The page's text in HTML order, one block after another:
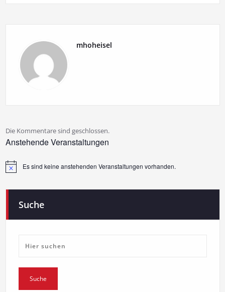
mhoheisel
Die Kommentare sind geschlossen.
Anstehende Veranstaltungen
HinweisEs sind keine anstehenden Veranstaltungen vorhanden.
Suche